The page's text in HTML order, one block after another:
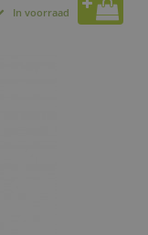
In voorraad